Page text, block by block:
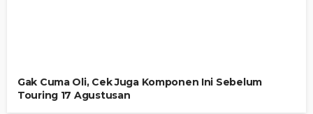
Gak Cuma Oli, Cek Juga Komponen Ini Sebelum
Touring 17 Agustusan